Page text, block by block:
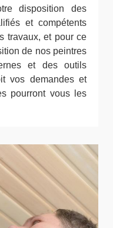
disposition des
et compétents
travaux, et pour ce
de nos peintres
et des outils
vos demandes et
pourront vous les